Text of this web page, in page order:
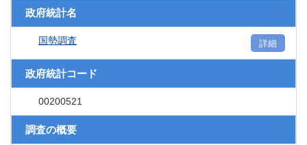
政府統計名
国勢調査 詳細
政府統計コード
00200521
調査の概要